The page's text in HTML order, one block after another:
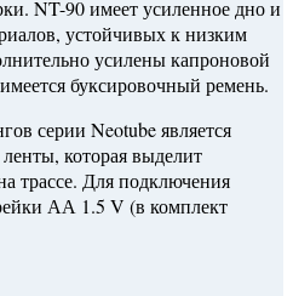
NT-90 имеет усиленное дно и
устойчивых к низким
усилены капроновой
буксировочный ремень.
серии Neotube является
которая выделит
трассе. Для подключения
АА 1.5 V (в комплект